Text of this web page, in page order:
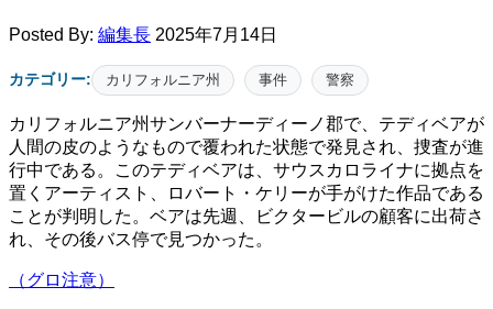
Posted By: 編集長 2025年7月14日
カテゴリー: カリフォルニア州 事件 警察
カリフォルニア州サンバーナーディーノ郡で、テディベアが
人間の皮のようなもので覆われた状態で発見され、捜査が進
行中である。このテディベアは、サウスカロライナに拠点を
置くアーティスト、ロバート・ケリーが手がけた作品である
ことが判明した。ベアは先週、ビクタービルの顧客に出荷さ
れ、その後バス停で見つかった。
（グロ注意）